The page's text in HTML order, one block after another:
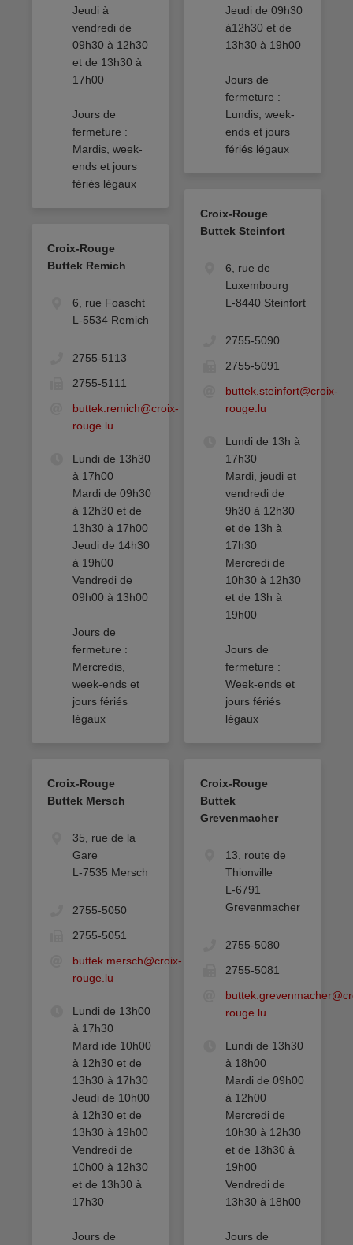
Jeudi à
vendredi de
09h30 à 12h30
et de 13h30 à
17h00
Jours de
fermeture :
Mardis, week-
ends et jours
fériés légaux
Jeudi de 09h30
à12h30 et de
13h30 à 19h00
Jours de
fermeture :
Lundis, week-
ends et jours
fériés légaux
Croix-Rouge
Buttek Steinfort
6, rue de
Luxembourg
L-8440 Steinfort
2755-5090
2755-5091
buttek.steinfort@croix-
rouge.lu
Lundi de 13h à
17h30
Mardi, jeudi et
vendredi de
9h30 à 12h30
et de 13h à
17h30
Mercredi de
10h30 à 12h30
et de 13h à
19h00
Jours de
fermeture :
Week-ends et
jours fériés
légaux
Croix-Rouge
Buttek Remich
6, rue Foascht
L-5534 Remich
2755-5113
2755-5111
buttek.remich@croix-
rouge.lu
Lundi de 13h30
à 17h00
Mardi de 09h30
à 12h30 et de
13h30 à 17h00
Jeudi de 14h30
à 19h00
Vendredi de
09h00 à 13h00
Jours de
fermeture :
Mercredis,
week-ends et
jours fériés
légaux
Croix-Rouge
Buttek Mersch
35, rue de la
Gare
L-7535 Mersch
2755-5050
2755-5051
buttek.mersch@croix-
rouge.lu
Lundi de 13h00
à 17h30
Mard ide 10h00
à 12h30 et de
13h30 à 17h30
Jeudi de 10h00
à 12h30 et de
13h30 à 19h00
Vendredi de
10h00 à 12h30
et de 13h30 à
17h30
Jours de
Croix-Rouge
Buttek
Grevenmacher
13, route de
Thionville
L-6791
Grevenmacher
2755-5080
2755-5081
rouge.lu
Lundi de 13h30
à 18h00
Mardi de 09h00
à 12h00
Mercredi de
10h30 à 12h30
et de 13h30 à
19h00
Vendredi de
13h30 à 18h00
Jours de